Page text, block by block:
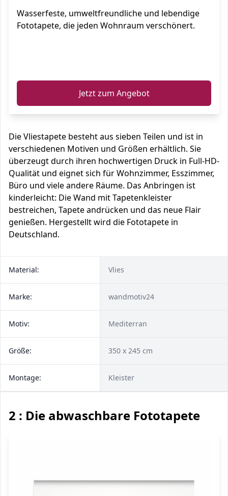
Wasserfeste, umweltfreundliche und lebendige
Fototapete, die jeden Wohnraum verschönert.
Jetzt zum Angebot
Die Vliestapete besteht aus sieben Teilen und ist in
verschiedenen Motiven und Größen erhältlich. Sie
überzeugt durch ihren hochwertigen Druck in Full-HD-
Qualität und eignet sich für Wohnzimmer, Esszimmer,
Büro und viele andere Räume. Das Anbringen ist
kinderleicht: Die Wand mit Tapetenkleister
bestreichen, Tapete andrücken und das neue Flair
genießen. Hergestellt wird die Fototapete in
Deutschland.
Material: Vlies
Marke: wandmotiv24
Motiv: Mediterran
Größe: 350 x 245 cm
Montage: Kleister
2 : Die abwaschbare Fototapete